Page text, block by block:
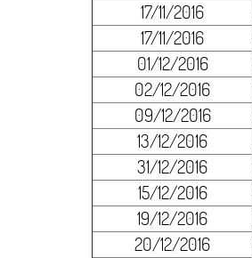
17/11/2016
17/11/2016
01/12/2016
02/12/2016
09/12/2016
13/12/2016
31/12/2016
15/12/2016
19/12/2016
20/12/2016